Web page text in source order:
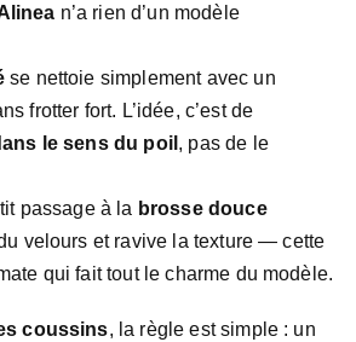
n’a rien d’un modèle
se nettoie simplement avec un
frotter fort. L’idée, c’est de
le sens du poil , pas de le
passage à la brosse douce
velours et ravive la texture — cette
qui fait tout le charme du modèle.
coussins, la règle est simple : un